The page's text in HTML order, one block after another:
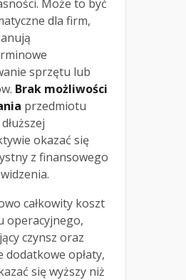
Może to być
dla firm,
sprzętu lub
Brak możliwości
przedmiotu
okazać się
z finansowego
całkowity koszt
operacyjnego,
czynsz oraz
dodatkowe opłaty,
się wyższy niż